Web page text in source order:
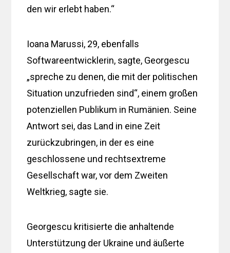
den wir erlebt haben.“
Ioana Marussi, 29, ebenfalls
Softwareentwicklerin, sagte, Georgescu
„spreche zu denen, die mit der politischen
Situation unzufrieden sind“, einem großen
potenziellen Publikum in Rumänien. Seine
Antwort sei, das Land in eine Zeit
zurückzubringen, in der es eine
geschlossene und rechtsextreme
Gesellschaft war, vor dem Zweiten
Weltkrieg, sagte sie.
Georgescu kritisierte die anhaltende
Unterstützung der Ukraine und äußerte